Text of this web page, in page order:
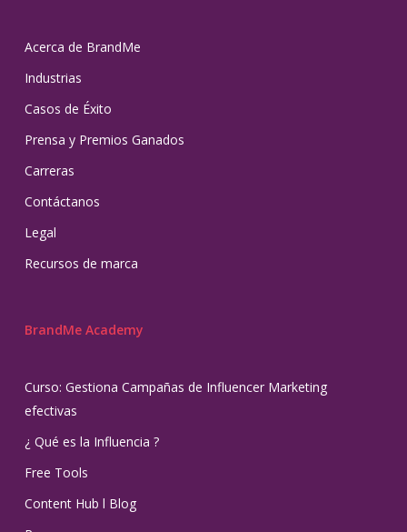
Acerca de BrandMe
Industrias
Casos de Éxito
Prensa y Premios Ganados
Carreras
Contáctanos
Legal
Recursos de marca
BrandMe Academy
Curso: Gestiona Campañas de Influencer Marketing
efectivas
¿ Qué es la Influencia ?
Free Tools
Content Hub l Blog